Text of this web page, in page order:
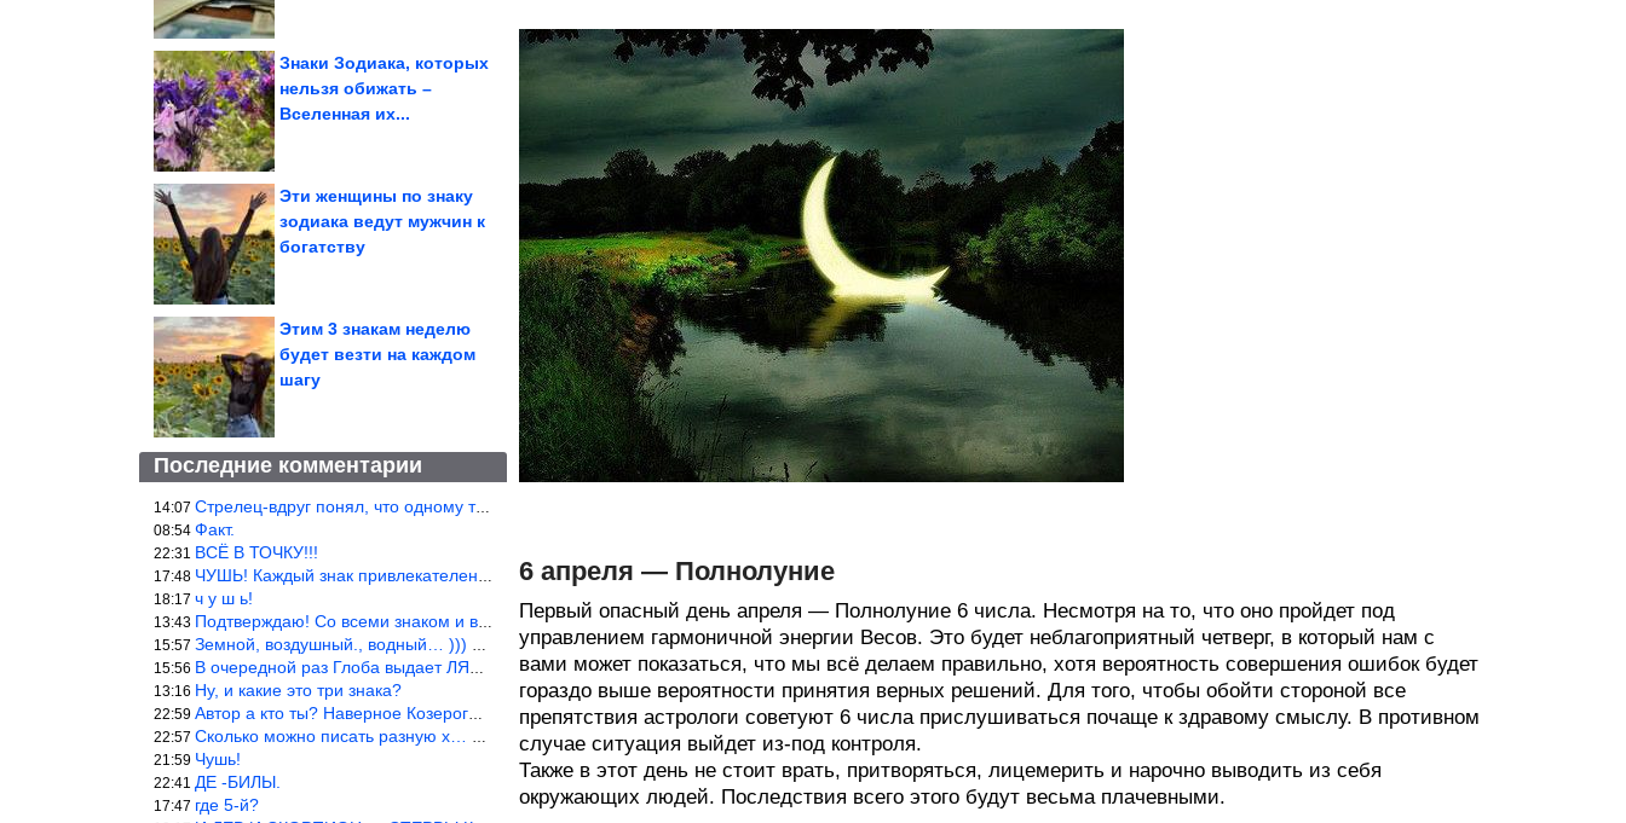
Знаки Зодиака, которых
нельзя обижать –
Вселенная их...
Эти женщины по знаку
зодиака ведут мужчин к
богатству
Этим 3 знакам неделю
будет везти на каждом
шагу
Последние комментарии
14:07 Стрелец-вдруг понял, что одному то и жить легче.
08:54 Факт.
22:31 ВСЁ В ТОЧКУ!!!
17:48 ЧУШЬ! Каждый знак привлекателен! И среди Весов, Близнецов встреч
18:17 ч у ш ь!
13:43 Подтверждаю! Со всеми знаком и все одиноки и Я )))
15:57 Земной, воздушный., водный… ))) выбери сам трех из 9 )))
15:56 В очередной раз Глоба выдает ЛЯП! А корректоры, редакторы пропус
13:16 Ну, и какие это три знака?
22:59 Автор а кто ты? Наверное Козерог… Рога жена Рыба наставила ))
22:57 Сколько можно писать разную х… йню? Автор что то обкурился?
21:59 Чушь!
22:41 ДЕ -БИЛЫ.
17:47 где 5-й?
6 апреля — Полнолуние
Первый опасный день апреля — Полнолуние 6 числа. Несмотря на то, что оно пройдет под
управлением гармоничной энергии Весов. Это будет неблагоприятный четверг, в который нам с
вами может показаться, что мы всё делаем правильно, хотя вероятность совершения ошибок будет
гораздо выше вероятности принятия верных решений. Для того, чтобы обойти стороной все
препятствия астрологи советуют 6 числа прислушиваться почаще к здравому смыслу. В противном
случае ситуация выйдет из-под контроля.
Также в этот день не стоит врать, притворяться, лицемерить и нарочно выводить из себя
окружающих людей. Последствия всего этого будут весьма плачевными.